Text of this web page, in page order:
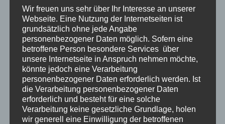
Nach dem Krieg wurden
Wir freuen uns sehr über Ihr Interesse an unserer
Webseite. Eine Nutzung der Internetseiten ist
grundsätzlich ohne jede Angabe
personenbezogener Daten möglich. Sofern eine
betroffene Person besondere Services über
unsere Internetseite in Anspruch nehmen möchte,
könnte jedoch eine Verarbeitung
personenbezogener Daten erforderlich werden. Ist
die Verarbeitung personenbezogener Daten
erforderlich und besteht für eine solche
Verarbeitung keine gesetzliche Grundlage, holen
wir generell eine Einwilligung der betroffenen